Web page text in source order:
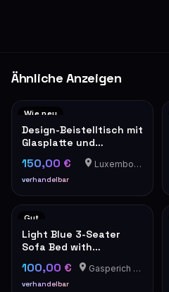
Ähnliche Anzeigen
Wie neu
Design-Beistelltisch mit
Glasplatte und
Chromfuß mit
Ladeanschluss für
Mobiltelefon
150,00 €
verhandelbar
Luxembourg-Cents
Gut
Light Blue 3-Seater
Sofa Bed with
Cushions, convertible
to a bed, Ikea
HOLMSUND
100,00 €
verhandelbar
Gasperich - Luxembourg